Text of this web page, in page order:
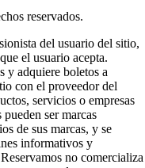
reservados.
del usuario del sitio,
el usuario acepta.
y adquiere boletos a
con el proveedor del
servicios o empresas
ser marcas
de sus marcas, y se
informativos y
no comercializa